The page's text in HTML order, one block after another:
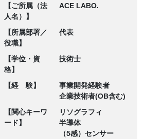
【ご所属（法
人名）】
ACE LABO.
【所属部署／
役職】
代表
【学位・資
格】
技術士
【経 験】
事業開発経験者
企業技術者(OB含む)
【関心キーワ
ード】
リソグラフィ
半導体
（5感）センサー